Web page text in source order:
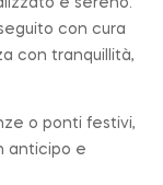
con cura
con tranquillità,
o ponti festivi,
anticipo e